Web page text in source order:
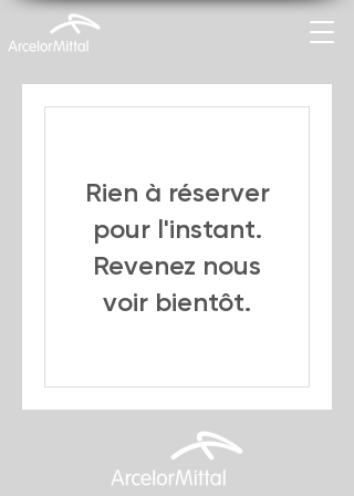
Rien à réserver
pour l'instant.
Revenez nous
voir bientôt.